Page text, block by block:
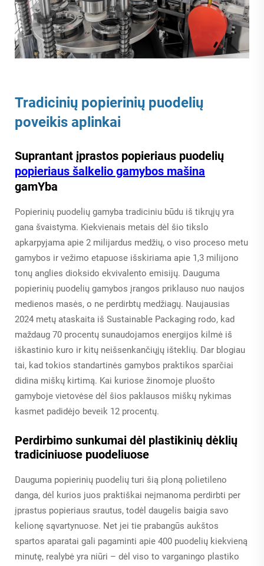
Tradicinių popierinių puodelių
poveikis aplinkai
Suprantant įprastos popieriaus puodelių
popieriaus šalkelio gamybos mašina
gamYba
Popierinių puodelių gamyba tradiciniu būdu iš tikrųjų yra
gana švaistyma. Kiekvienais metais dėl šio tikslo
apkarpyjama apie 2 milijardus medžių, o viso proceso metu
gamybos ir vežimo etapuose išskiriama apie 1,3 milijono
tonų anglies dioksido ekvivalento emisijų. Dauguma
popierinių puodelių gamybos įrangos priklauso nuo naujos
medienos masės, o ne perdirbtų medžiagų. Naujausias
2024 metų ataskaita iš Sustainable Packaging rodo, kad
maždaug 70 procentų sunaudojamos energijos kilmė iš
iškastinio kuro ir kitų neišsenkančiųjų išteklių. Dar blogiau
tai, kad tokios standartinės gamybos praktikos sparčiai
didina miškų kirtimą. Kai kuriose žinomoje pluošto
gamyboje vietovėse dėl šios paklausos miškų nykimas
kasmet padidėjo beveik 12 procentų.
Perdirbimo sunkumai dėl plastikinių dėklių
tradiciniuose puodeliuose
Dauguma popierinių puodelių turi šią ploną polietileno
danga, dėl kurios juos praktiškai neįmanoma perdirbti per
įprastus popieriaus srautus, todėl daugelis baigia savo
kelionę sąvartynuose. Net jei tie prabangūs aukštos
spartos aparatai gali pagaminti apie 400 puodelių kiekvieną
minutę, realybė yra niūri – dėl viso to varganingo plastiko